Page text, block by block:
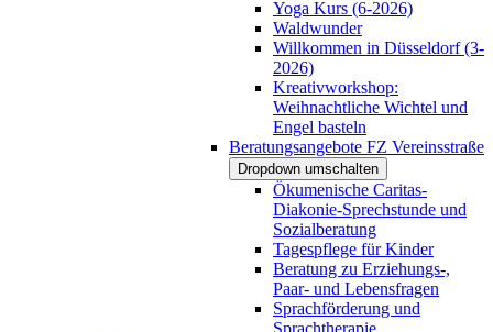
Yoga Kurs (6-2026)
Waldwunder
Willkommen in Düsseldorf (3-
2026)
Kreativworkshop:
Weihnachtliche Wichtel und
Engel basteln
Beratungsangebote FZ Vereinsstraße
Dropdown umschalten
Ökumenische Caritas-
Diakonie-Sprechstunde und
Sozialberatung
Tagespflege für Kinder
Beratung zu Erziehungs-,
Paar- und Lebensfragen
Sprachförderung und
Sprachtherapie